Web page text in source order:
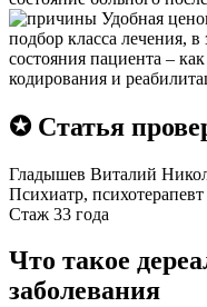
Удобная
подбор класса лечения,
состояния пациента –
кодирования и
✪ Статья
Гладышев Виталий
Психиатр, психотерапевт
Стаж 33 года
Что такое
заболевания